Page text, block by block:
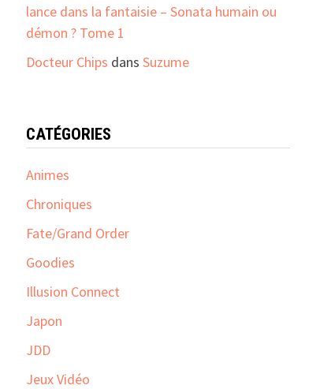
lance dans la fantaisie – Sonata humain ou
démon ? Tome 1
Docteur Chips dans Suzume
CATÉGORIES
Animes
Chroniques
Fate/Grand Order
Goodies
Illusion Connect
Japon
JDD
Jeux Vidéo